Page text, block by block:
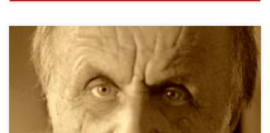
Петро Грицик. Нью Йорк. 2000-і роки. Фото Петро Григорович
Грицик. Член Національної спілки художників України (1989 р.).
Працює у галузі станкового живопису, монументального
мистецтва, кераміки та художньої фотографії. Народився 3
травня 1944 року у с. Жиличі Томашівського повіту
Люблінського воєводства у Польщі. Після закінчення